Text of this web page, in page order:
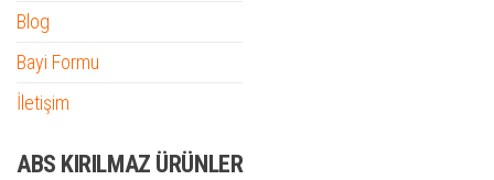
Blog
Bayi Formu
İletişim
ABS KIRILMAZ ÜRÜNLER